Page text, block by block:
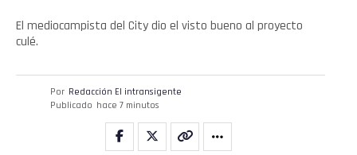
El mediocampista del City dio el visto bueno al proyecto
culé.
Por Redacción El intransigente
Publicado hace 7 minutos